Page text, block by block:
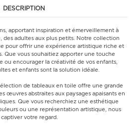
DESCRIPTION
apportant inspiration et émerveillement à
des adultes aux plus petits. Notre collection
pour offrir une expérience artistique riche et
Que vous souhaitiez apporter une touche
ou encourager la créativité de vos enfants,
et enfants sont la solution idéale.
de tableaux en toile offre une grande
œuvres abstraites aux paysages apaisants en
Que vous recherchiez une esthétique
ou une représentation artistique, nous
votre regard.